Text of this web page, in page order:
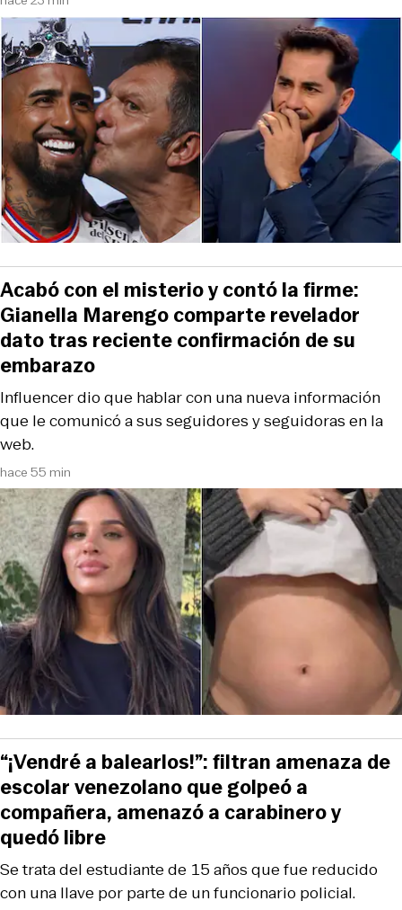
hace 55 min
Influencer dio que hablar con una nueva información
que le comunicó a sus seguidores y seguidoras en la
web.
Acabó con el misterio y contó la firme:
Gianella Marengo comparte revelador
dato tras reciente confirmación de su
embarazo
Se trata del estudiante de 15 años que fue reducido
con una llave por parte de un funcionario policial.
“¡Vendré a balearlos!”: filtran amenaza de
escolar venezolano que golpeó a
compañera, amenazó a carabinero y
quedó libre